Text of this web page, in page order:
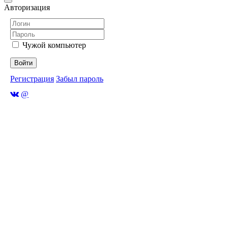
Авторизация
Чужой компьютер
Войти
Регистрация Забыл пароль
@